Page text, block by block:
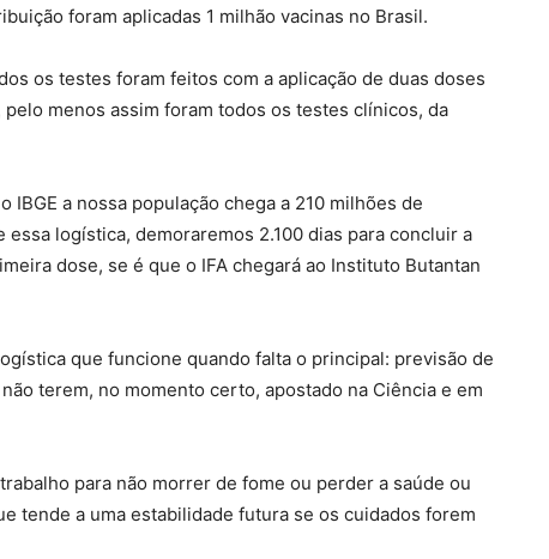
foram aplicadas 1 milhão vacinas no Brasil.
os testes foram feitos com a aplicação de duas doses
menos assim foram todos os testes clínicos, da
IBGE a nossa população chega a 210 milhões de
logística, demoraremos 2.100 dias para concluir a
dose, se é que o IFA chegará ao Instituto Butantan
que funcione quando falta o principal: previsão de
terem, no momento certo, apostado na Ciência e em
para não morrer de fome ou perder a saúde ou
tende a uma estabilidade futura se os cuidados forem